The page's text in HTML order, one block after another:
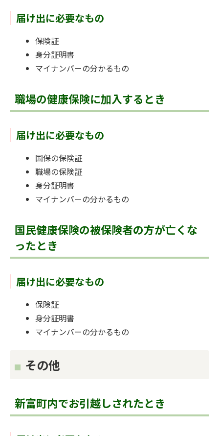
届け出に必要なもの
保険証
身分証明書
マイナンバーの分かるもの
職場の健康保険に加入するとき
届け出に必要なもの
国保の保険証
職場の保険証
身分証明書
マイナンバーの分かるもの
国民健康保険の被保険者の方が亡くな
ったとき
届け出に必要なもの
保険証
身分証明書
マイナンバーの分かるもの
その他
新富町内でお引越しされたとき